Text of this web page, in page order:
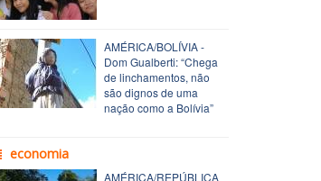
AMÉRICA/BOLÍVIA -
Dom Gualberti: “Chega
de linchamentos, não
são dignos de uma
nação como a Bolívia”
economia
AMÉRICA/REPÚBLICA